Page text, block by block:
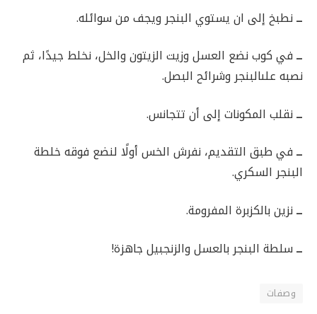
ــنطبخ إلى ان يستوي البنجر ويجف من سوائله.
ــفي كوب نضع العسل وزيت الزيتون والخل، نخلط جيدًا، ثم
نصبه علىالبنجر وشرائح البصل.
ــنقلب المكونات إلى أن تتجانس.
ــفي طبق التقديم، نفرش الخس أولًا لنضع فوقه خلطة
البنجر السكري.
ــنزين بالكزبرة المفرومة.
ــسلطة البنجر بالعسل والزنجبيل جاهزة!
وصفات